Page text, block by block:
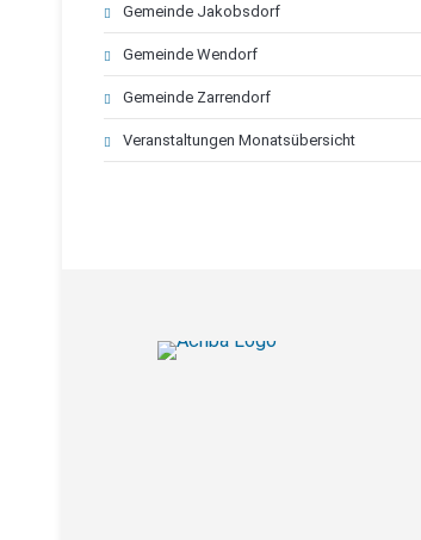
Gemeinde Jakobsdorf
Gemeinde Wendorf
Gemeinde Zarrendorf
Veranstaltungen Monatsübersicht